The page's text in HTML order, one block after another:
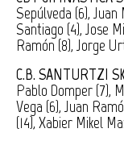
Sepúlveda (6),
Santiago (4), Jose
Ramón (8), Jorge
C.B. SANTURTZI
Pablo Domper (7),
Vega (6), Juan
(14), Xabier Mikel